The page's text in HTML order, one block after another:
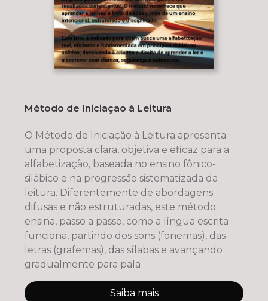
Método de Iniciação à Leitura
O Método de Iniciação à Leitura apresenta
uma proposta clara, objetiva e eficaz para a
alfabetização, baseada no ensino fônico-
silábico e na progressão sistematizada da
leitura. Diferentemente de abordagens
difusas e não estruturadas, este método
ensina, passo a passo, como a língua escrita
funciona, partindo dos sons (fonemas), das
letras (grafemas), das sílabas e avançando
gradualmente para pala
Saiba mais